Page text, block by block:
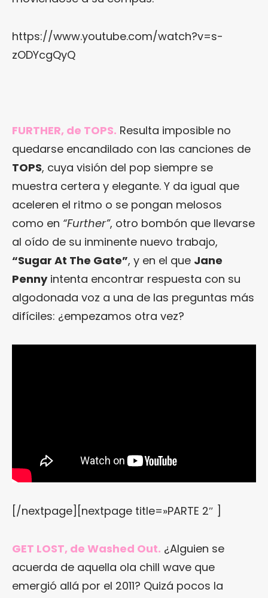
https://www.youtube.com/watch?v=s-
zODYcgQyQ
FURTHER, de TOPS. Resulta imposible no
quedarse encandilado con las canciones de
TOPS, cuya visión del pop siempre se
muestra certera y elegante. Y da igual que
aceleren el ritmo o se pongan melosos
como en “Further”, otro bombón que llevarse
al oído de su inminente nuevo trabajo,
“Sugar At The Gate”, y en el que Jane
Pennyintenta encontrar respuesta con su
algodonada voz a una de las preguntas más
difíciles: ¿empezamos otra vez?
[/nextpage][nextpage title=»PARTE 2″ ]
GET LOST, de Washed Out. ¿Alguien se
acuerda de aquella ola chill wave que
emergió allá por el 2011? Quizá pocos la